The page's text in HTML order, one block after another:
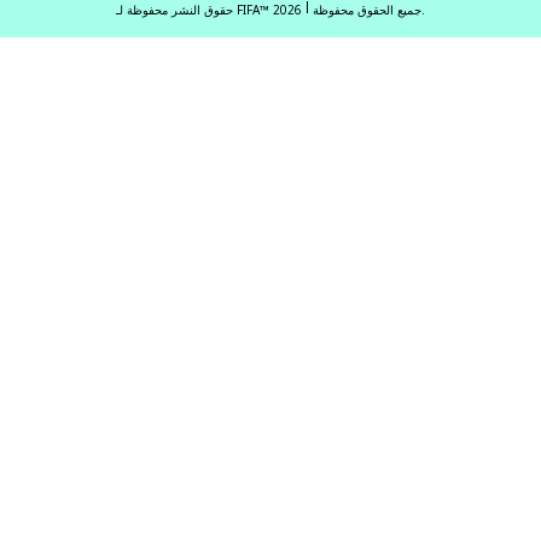
حقوق النشر محفوظة لـ FIFA™ 2026 جميع الحقوق محفوظة.